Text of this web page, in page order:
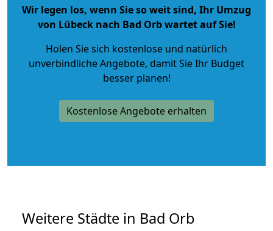
Wir legen los, wenn Sie so weit sind, Ihr Umzug
von Lübeck nach Bad Orb wartet auf Sie!
Holen Sie sich kostenlose und natürlich
unverbindliche Angebote, damit Sie Ihr Budget
besser planen!
Kostenlose Angebote erhalten
Weitere Städte in Bad Orb